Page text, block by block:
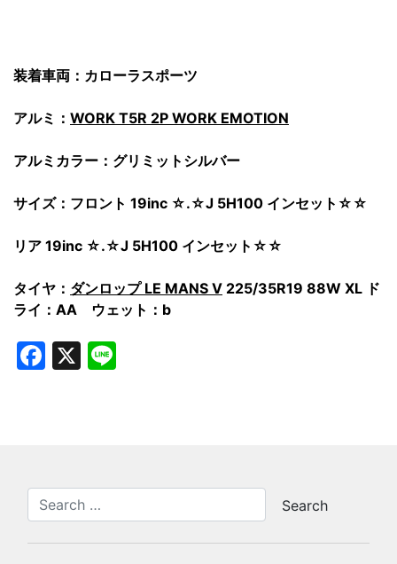
装着車両：カローラスポーツ
アルミ： WORK T5R 2P WORK EMOTION
アルミカラー：グリミットシルバー
サイズ：フロント 19inc ☆.☆J 5H100 インセット☆☆
リア 19inc ☆.☆J 5H100 インセット☆☆
タイヤ： ダンロップ LE MANS V 225/35R19 88W XL ド
ライ：AA ウェット：b
Facebook
X